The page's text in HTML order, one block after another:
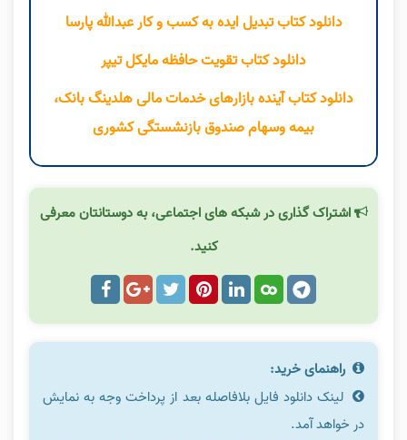
دانلود کتاب تبدیل ایده به کسب و کار عبدالله پارسا
دانلود کتاب تقویت حافظه مایکل تیپر
دانلود کتاب آینده بازارهای خدمات مالی هلدینگ بانک،
بیمه وسهام صندوق بازنشستگی کشوری
اشتراک گذاری در شبکه های اجتماعی، به دوستانتان معرفی
کنید.
راهنمای خرید:
لینک دانلود فایل بلافاصله بعد از پرداخت وجه به نمایش
در خواهد آمد.